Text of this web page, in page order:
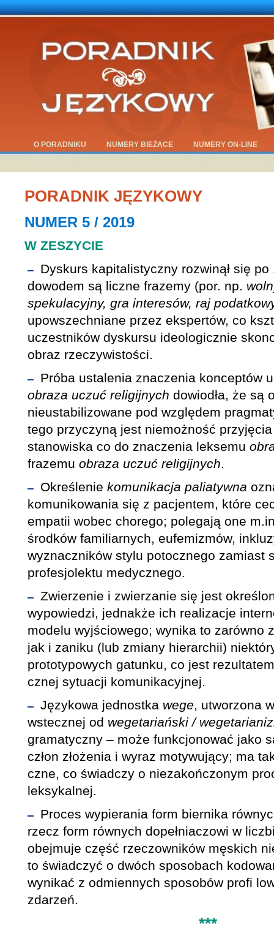
O PORADNIKU NUMERY BIEŻĄCE NUMERY ON-LINE
PORADNIK JĘZYKOWY
NUMER 5 / 2019
W ZESZYCIE
Dyskurs kapitalistyczny rozwinął się
dowodem są liczne frazemy (por. np.
spekulacyjny, gra interesów, raj
upowszechniane przez ekspertów, co
uczestników dyskursu ideologicznie
obraz rzeczywistości.
Próba ustalenia znaczenia konceptów
obraza uczuć religijnych dowiodła, że są
nieustabilizowane pod względem
tego przyczyną jest niemożność
stanowiska co do znaczenia leksemu
frazemu obraza uczuć religijnych.
Określenie komunikacja paliatywna
komunikowania się z pacjentem, które
empatii wobec chorego; polegają one
środków familiarnych, eufemizmów,
wyznaczników stylu potocznego zamiast
profesjolektu medycznego.
Zwierzenie i zwierzanie się jest
wypowiedzi, jednakże ich realizacje
modelu wyjściowego; wynika to zarówno
jak i zaniku (lub zmiany hierarchii)
prototypowych gatunku, co jest
cznej sytuacji komunikacyjnej.
Językowa jednostka wege, utworzona
wstecznej od wegetariański /
gramatyczny – może funkcjonować jako
człon złożenia i wyraz motywujący; ma
czne, co świadczy o niezakończonym
leksykalnej.
Proces wypierania form biernika
rzecz form równych dopełniaczowi w
obejmuje część rzeczowników męskich
to świadczyć o dwóch sposobach
wynikać z odmiennych sposobów profi
zdarzeń.
***